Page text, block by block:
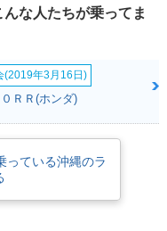
ッテリーやチタン製の燃料
」も追加設定された。2019
の内部熟成が図られた。
するとともに、15年以上にわ
な人たちが乗ってま
(2019年3月16日)
ＲＲ(ホンダ)
っている沖縄のラ